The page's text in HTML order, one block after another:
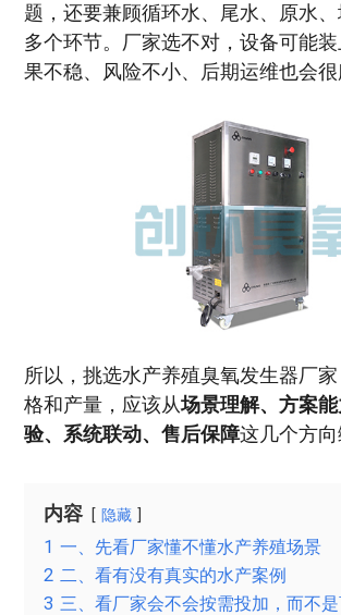
题，还要兼顾循环水、尾水、原水
多个环节。厂家选不对，设备可能
果不稳、风险不小、后期运维也会很
所以，挑选水产养殖臭氧发生器厂
格和产量，应该从场景理解、方案
验、系统联动、售后保障这几个方向
内容 隐藏
1 一、先看厂家懂不懂水产养殖场景
2 二、看有没有真实的水产案例
3 三、看厂家会不会按需投加，而不